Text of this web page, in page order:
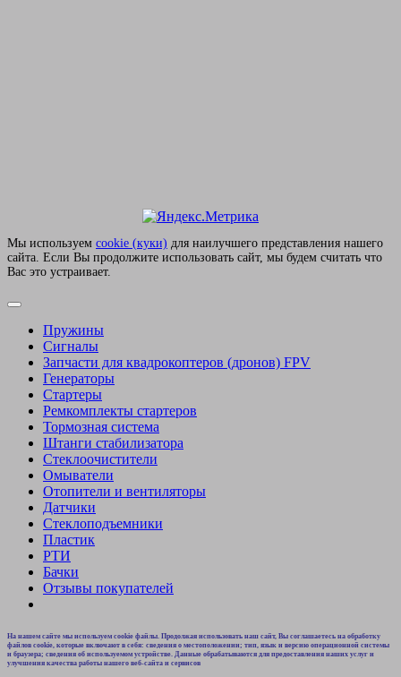
Мы используем сookie (куки) для наилучшего представления нашего
сайта. Если Вы продолжите использовать сайт, мы будем считать что
Вас это устраивает.
Пружины
Сигналы
Запчасти для квадрокоптеров (дронов) FPV
Генераторы
Стартеры
Ремкомплекты стартеров
Тормозная система
Штанги стабилизатора
Стеклоочистители
Омыватели
Отопители и вентиляторы
Датчики
Стеклоподъемники
Пластик
РТИ
Бачки
Отзывы покупателей
На нашем сайте мы используем cookie файлы. Продолжая использовать наш сайт, Вы соглашаетесь на обработку
файлов cookie, которые включают в себя: сведения о местоположении; тип, язык и версию операционной системы
и браузера; сведения об используемом устройстве. Данные обрабатываются для предоставления наших услуг и
улучшения качества работы нашего веб-сайта и сервисов